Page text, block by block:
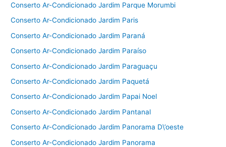
Conserto Ar-Condicionado Jardim Parque Morumbi
Conserto Ar-Condicionado Jardim Paris
Conserto Ar-Condicionado Jardim Paraná
Conserto Ar-Condicionado Jardim Paraíso
Conserto Ar-Condicionado Jardim Paraguaçu
Conserto Ar-Condicionado Jardim Paquetá
Conserto Ar-Condicionado Jardim Papai Noel
Conserto Ar-Condicionado Jardim Pantanal
Conserto Ar-Condicionado Jardim Panorama D\’oeste
Conserto Ar-Condicionado Jardim Panorama